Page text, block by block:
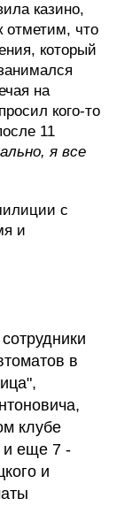
казино,
отметим, что
который
на
кого-то
11
я все
с
и
в
клубе
и еще 7 -
и